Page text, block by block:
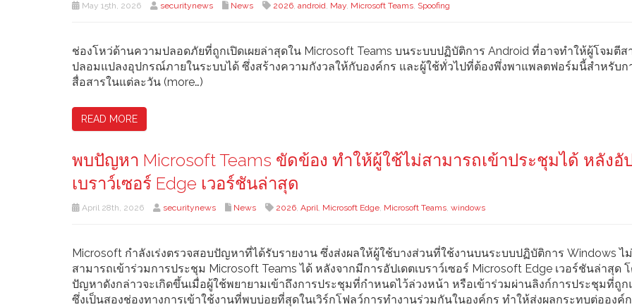
May 15th, 2026 securitynews News 2026, android, May, Microsoft Teams, Spoofing
ช่องโหว่ด้านความปลอดภัยที่ถูกเปิดเผยล่าสุดใน Microsoft Teams บนระบบปฏิบัติการ Android ที่อาจทำให้ผู้โจมตีส
ปลอมแปลงอุปกรณ์ภายในระบบได้ ซึ่งสร้างความกังวลให้กับองค์กร และผู้ใช้ทั่วไปที่ต้องพึ่งพาแพลตฟอร์มนี้สำหรับก
สื่อสารในแต่ละวัน (more…)
READ MORE
พบปัญหา Microsoft Teams ขัดข้อง ทำให้ผู้ใช้ไม่สามารถเข้าประชุมได้ หลังอั
เบราว์เซอร์ Edge เวอร์ชันล่าสุด
April 28th, 2026 securitynews News 2026, April, Microsoft Edge, Microsoft Teams, windows
Microsoft กำลังเร่งตรวจสอบปัญหาที่ได้รับรายงาน ซึ่งส่งผลให้ผู้ใช้บางส่วนที่ใช้งานบนระบบปฏิบัติการ Windows ไม่
สามารถเข้าร่วมการประชุม Microsoft Teams ได้ หลังจากมีการอัปเดตเบราว์เซอร์ Microsoft Edge เวอร์ชันล่าสุด
ปัญหาดังกล่าวจะเกิดขึ้นเมื่อผู้ใช้พยายามเข้าถึงการประชุมที่กำหนดไว้ล่วงหน้า หรือเข้าร่วมผ่านลิงก์การประชุมที่ถู
ซึ่งเป็นสองช่องทางการเข้าใช้งานที่พบบ่อยที่สุดในเวิร์กโฟลว์การทำงานร่วมกันในองค์กร ทำให้ส่งผลกระทบต่อองค์